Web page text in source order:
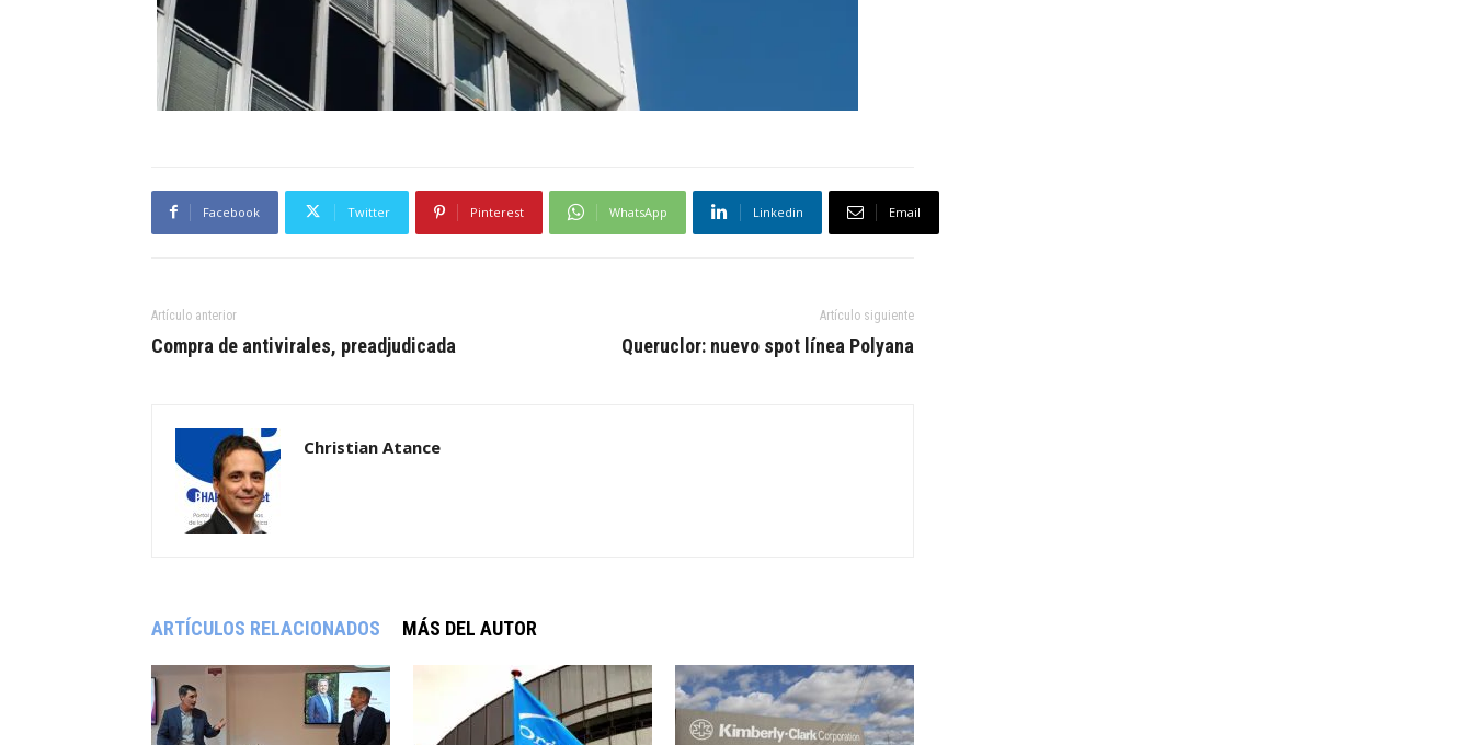
Facebook Twitter Pinterest WhatsApp Linkedin Email
Artículo anterior
Compra de antivirales, preadjudicada
Artículo siguiente
Queruclor: nuevo spot línea Polyana
Christian Atance
ARTÍCULOS RELACIONADOS MÁS DEL AUTOR